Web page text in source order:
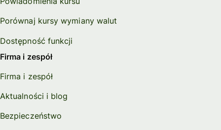
Porównaj kursy wymiany walut
Dostępność funkcji
Firma i zespół
Firma i zespół
Aktualności i blog
Bezpieczeństwo